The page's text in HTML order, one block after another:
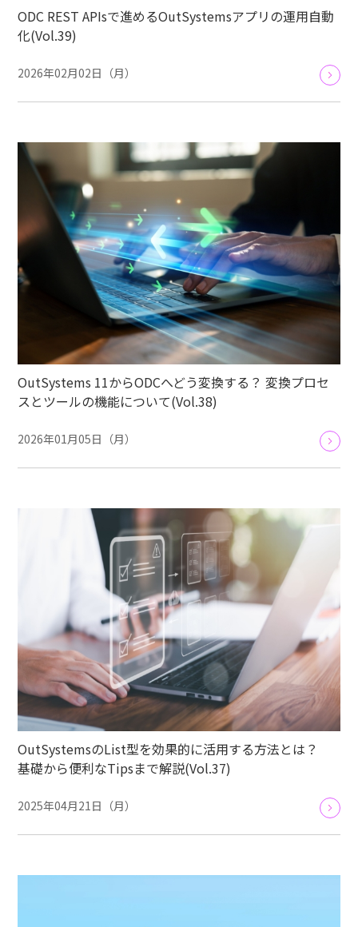
ODC REST APIsで進めるOutSystemsアプリの運用自動
化(Vol.39)
2026年02月02日（月）
OutSystems 11からODCへどう変換する？ 変換プロセ
スとツールの機能について(Vol.38)
2026年01月05日（月）
OutSystemsのList型を効果的に活用する方法とは？
基礎から便利なTipsまで解説(Vol.37)
2025年04月21日（月）